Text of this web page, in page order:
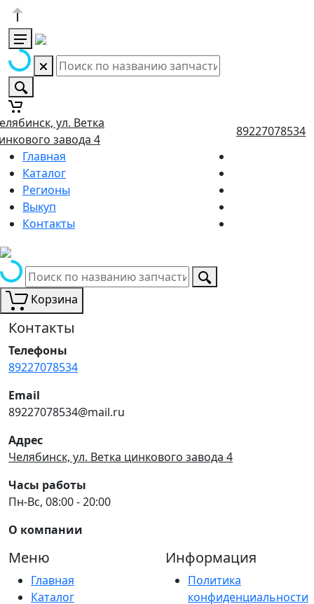
ул. Ветка
завода 4
89227078534
Главная
Каталог
Регионы
Выкуп
Контакты
Корзина
Контакты
Телефоны
89227078534
Email
89227078534@mail.ru
Адрес
Челябинск, ул. Ветка цинкового завода 4
Часы работы
Пн-Вс, 08:00 - 20:00
О компании
Меню
Главная
Каталог
Информация
Политика
конфиденциальности